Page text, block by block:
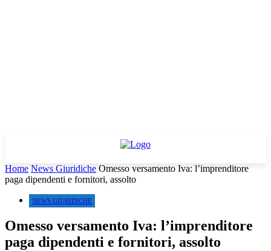
Home News Giuridiche Omesso versamento Iva: l’imprenditore
paga dipendenti e fornitori, assolto
NEWS GIURIDICHE
Omesso versamento Iva: l’imprenditore
paga dipendenti e fornitori, assolto